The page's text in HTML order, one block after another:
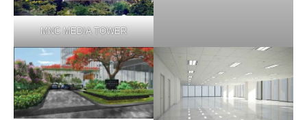
MNC MEDIA TOWER